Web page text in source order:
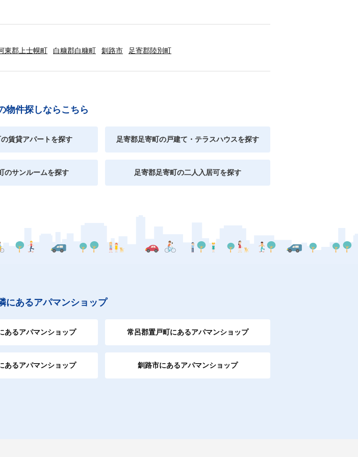
東郡上士幌町 白糠郡白糠町 釧路市 足寄郡陸別町
物件探しならこちら
賃貸アパートを探す 足寄郡足寄町の戸建て・テラスハウスを探す
のサンルームを探す 足寄郡足寄町の二人入居可を探す
にあるアパマンショップ
あるアパマンショップ 常呂郡置戸町にあるアパマンショップ
あるアパマンショップ 釧路市にあるアパマンショップ